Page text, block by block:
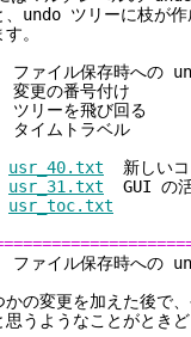
、undo ツリーに枝が
。
ファイル保存時への
変更の番号付け
ツリーを飛び回る
タイムトラベル
usr_40.txt 新しいコ
usr_31.txt GUI の
usr_toc.txt
ファイル保存時への
かの変更を加えた後で
思うようなことがとき